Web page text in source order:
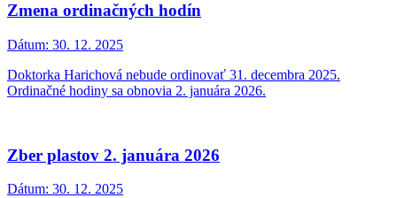
Zmena ordinačných hodín
Dátum: 30. 12. 2025
Doktorka Harichová nebude ordinovať 31. decembra 2025.
Ordinačné hodiny sa obnovia 2. januára 2026.
Zber plastov 2. januára 2026
Dátum: 30. 12. 2025